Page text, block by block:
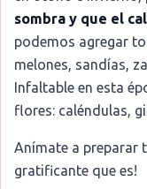
sombra y que el
podemos agregar
melones, sandías,
Infaltable en esta
flores: caléndulas,
Anímate a preparar
gratificante que es!